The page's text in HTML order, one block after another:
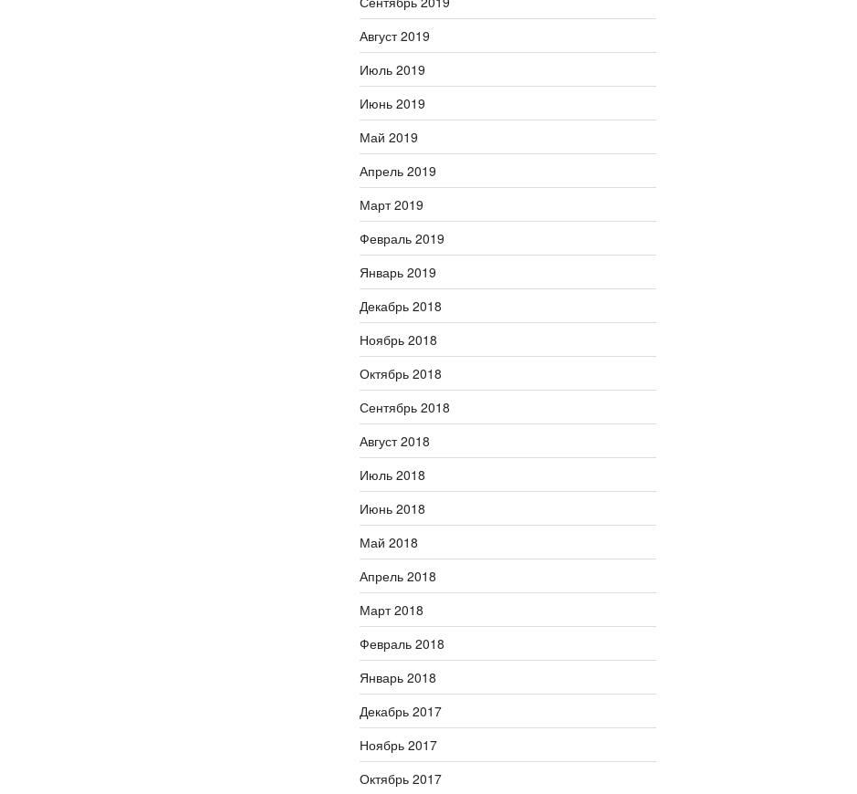
Август 2019
Июль 2019
Июнь 2019
Май 2019
Апрель 2019
Март 2019
Февраль 2019
Январь 2019
Декабрь 2018
Ноябрь 2018
Октябрь 2018
Сентябрь 2018
Август 2018
Июль 2018
Июнь 2018
Май 2018
Апрель 2018
Март 2018
Февраль 2018
Январь 2018
Декабрь 2017
Ноябрь 2017
Октябрь 2017